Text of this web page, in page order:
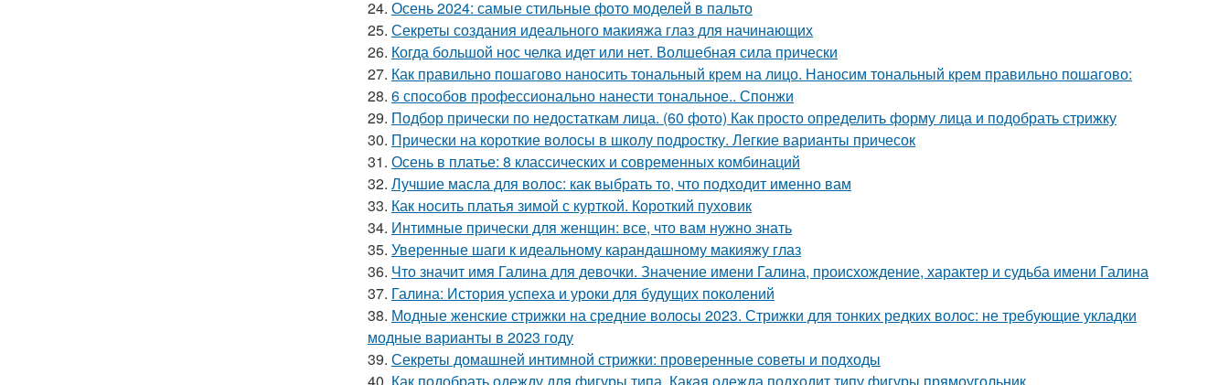
24. Осень 2024: самые стильные фото моделей в пальто
25. Секреты создания идеального макияжа глаз для начинающих
26. Когда большой нос челка идет или нет. Волшебная сила прически
27. Как правильно пошагово наносить тональный крем на лицо. Наносим тональный крем правильно пошагово:
28. 6 способов профессионально нанести тональное.. Спонжи
29. Подбор прически по недостаткам лица. (60 фото) Как просто определить форму лица и подобрать стрижку
30. Прически на короткие волосы в школу подростку. Легкие варианты причесок
31. Осень в платье: 8 классических и современных комбинаций
32. Лучшие масла для волос: как выбрать то, что подходит именно вам
33. Как носить платья зимой с курткой. Короткий пуховик
34. Интимные прически для женщин: все, что вам нужно знать
35. Уверенные шаги к идеальному карандашному макияжу глаз
36. Что значит имя Галина для девочки. Значение имени Галина, происхождение, характер и судьба имени Галина
37. Галина: История успеха и уроки для будущих поколений
38. Модные женские стрижки на средние волосы 2023. Стрижки для тонких редких волос: не требующие укладки
модные варианты в 2023 году
39. Секреты домашней интимной стрижки: проверенные советы и подходы